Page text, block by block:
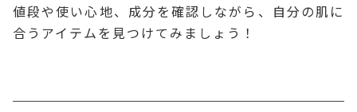
値段や使い心地、成分を確認しながら、自分の肌に
合うアイテムを見つけてみましょう！